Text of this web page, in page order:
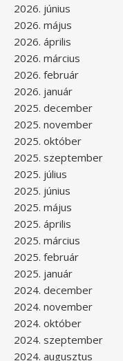
2026. június
2026. május
2026. április
2026. március
2026. február
2026. január
2025. december
2025. november
2025. október
2025. szeptember
2025. július
2025. június
2025. május
2025. április
2025. március
2025. február
2025. január
2024. december
2024. november
2024. október
2024. szeptember
2024. augusztus